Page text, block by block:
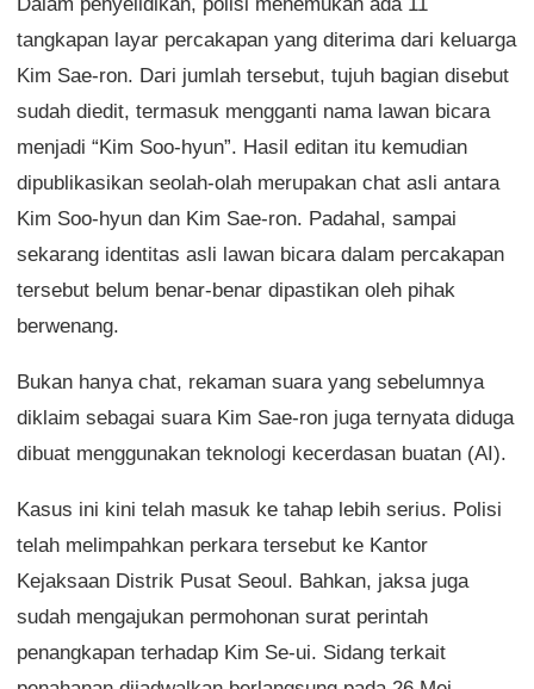
tangkapan layar percakapan yang diterima dari keluarga
Kim Sae-ron. Dari jumlah tersebut, tujuh bagian disebut
sudah diedit, termasuk mengganti nama lawan bicara
menjadi “Kim Soo-hyun”. Hasil editan itu kemudian
dipublikasikan seolah-olah merupakan chat asli antara
Kim Soo-hyun dan Kim Sae-ron. Padahal, sampai
sekarang identitas asli lawan bicara dalam percakapan
tersebut belum benar-benar dipastikan oleh pihak
berwenang.
Bukan hanya chat, rekaman suara yang sebelumnya
diklaim sebagai suara Kim Sae-ron juga ternyata diduga
dibuat menggunakan teknologi kecerdasan buatan (AI).
Kasus ini kini telah masuk ke tahap lebih serius. Polisi
telah melimpahkan perkara tersebut ke Kantor
Kejaksaan Distrik Pusat Seoul. Bahkan, jaksa juga
sudah mengajukan permohonan surat perintah
penangkapan terhadap Kim Se-ui. Sidang terkait